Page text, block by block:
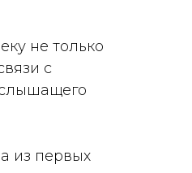
не только
с
из первых